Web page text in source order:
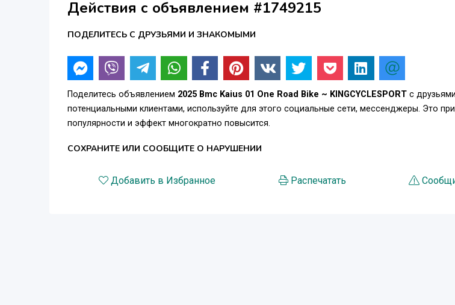
Действия с объявлением #1749215
ПОДЕЛИТЕСЬ С ДРУЗЬЯМИ И ЗНАКОМЫМИ
Поделитесь объявлением 2025 Bmc Kaius 01 One Road Bike ~ KINGCYCLESPORT с
потенциальными клиентами, используйте для этого социальные сети, мессенджеры. Это
популярности и эффект многократно повысится.
СОХРАНИТЕ ИЛИ СООБЩИТЕ О НАРУШЕНИИ
Добавить в Избранное Распечатать